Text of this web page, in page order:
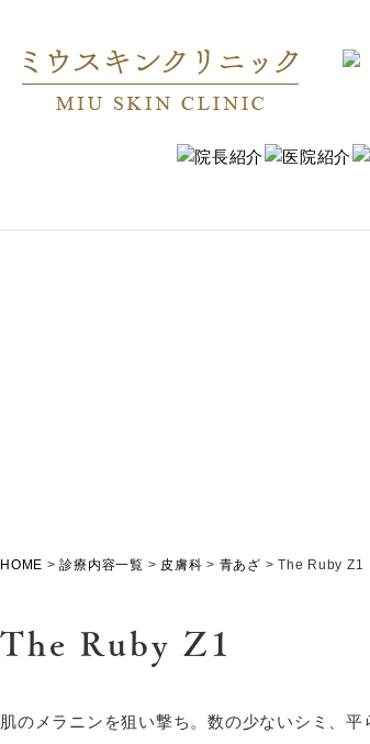
HOME >診療内容一覧 > 皮膚科 > 青あざ > The Ruby Z1
The Ruby Z1
肌のメラニンを狙い撃ち。数の少ないシミ、